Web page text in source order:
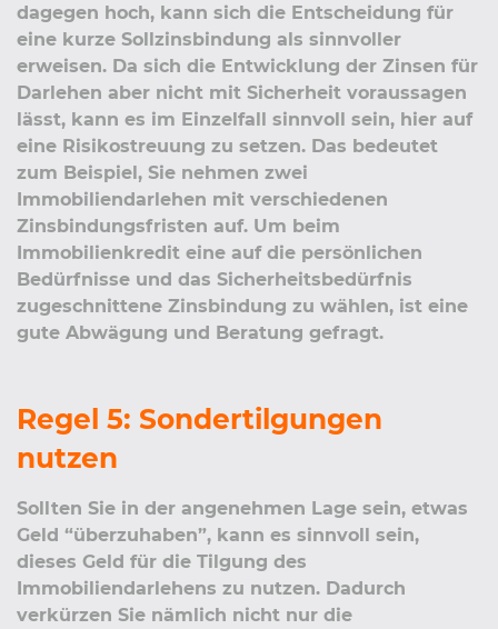
dagegen hoch, kann sich die Entscheidung für
eine kurze Sollzinsbindung als sinnvoller
erweisen. Da sich die Entwicklung der Zinsen für
Darlehen aber nicht mit Sicherheit voraussagen
lässt, kann es im Einzelfall sinnvoll sein, hier auf
eine Risikostreuung zu setzen. Das bedeutet
zum Beispiel, Sie nehmen zwei
Immobiliendarlehen mit verschiedenen
Zinsbindungsfristen auf. Um beim
Immobilienkredit eine auf die persönlichen
Bedürfnisse und das Sicherheitsbedürfnis
zugeschnittene Zinsbindung zu wählen, ist eine
gute Abwägung und Beratung gefragt.
Regel 5: Sondertilgungen
nutzen
Sollten Sie in der angenehmen Lage sein, etwas
Geld “überzuhaben”, kann es sinnvoll sein,
dieses Geld für die Tilgung des
Immobiliendarlehens zu nutzen. Dadurch
verkürzen Sie nämlich nicht nur die